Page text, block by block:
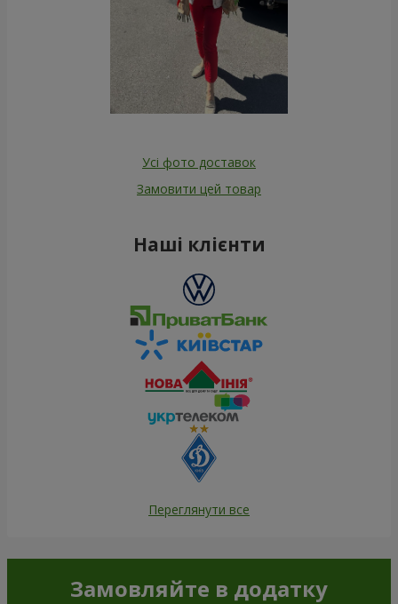
Усі фото доставок
Замовити цей товар
Наші клієнти
Переглянути все
Замовляйте в додатку